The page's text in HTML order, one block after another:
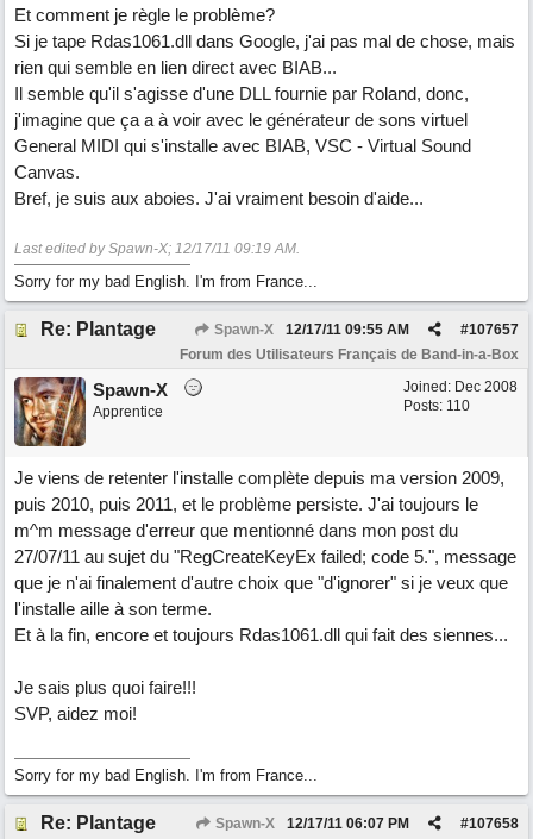
Et comment je règle le problème?
Si je tape Rdas1061.dll dans Google, j'ai pas mal de chose, mais
rien qui semble en lien direct avec BIAB...
Il semble qu'il s'agisse d'une DLL fournie par Roland, donc,
j'imagine que ça a à voir avec le générateur de sons virtuel
General MIDI qui s'installe avec BIAB, VSC - Virtual Sound
Canvas.
Bref, je suis aux aboies. J'ai vraiment besoin d'aide...
Last edited by Spawn-X; 12/17/11 09:19 AM.
Sorry for my bad English. I'm from France...
Re: Plantage Spawn-X #107657
12/17/11 09:55 AM
Forum des Utilisateurs Français de Band-in-a-Box
Joined: Dec 2008
Posts: 110
Spawn-X
Apprentice
Je viens de retenter l'installe complète depuis ma version 2009,
puis 2010, puis 2011, et le problème persiste. J'ai toujours le
m^m message d'erreur que mentionné dans mon post du
27/07/11 au sujet du "RegCreateKeyEx failed; code 5.", message
que je n'ai finalement d'autre choix que "d'ignorer" si je veux que
l'installe aille à son terme.
Et à la fin, encore et toujours Rdas1061.dll qui fait des siennes...
Je sais plus quoi faire!!!
SVP, aidez moi!
Sorry for my bad English. I'm from France...
Re: Plantage Spawn-X #107658
12/17/11 06:07 PM